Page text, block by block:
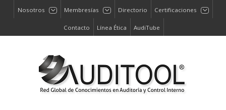
Nosotros Membresías Directorio Certificaciones
Contacto Línea Ética AudiTube